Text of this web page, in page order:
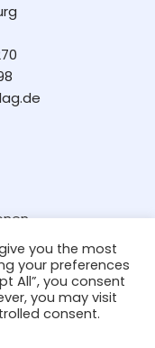
you the most
your preferences
All”, you consent
you may visit
consent.